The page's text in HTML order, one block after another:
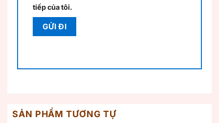
tiếp của tôi.
SẢN PHẨM TƯƠNG TỰ